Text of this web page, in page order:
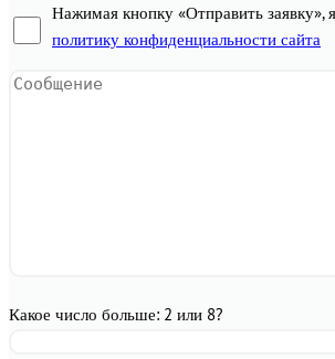
Нажимая кнопку «Отправить заявку»,
политику конфиденциальности сайта
Какое число больше: 2 или 8?